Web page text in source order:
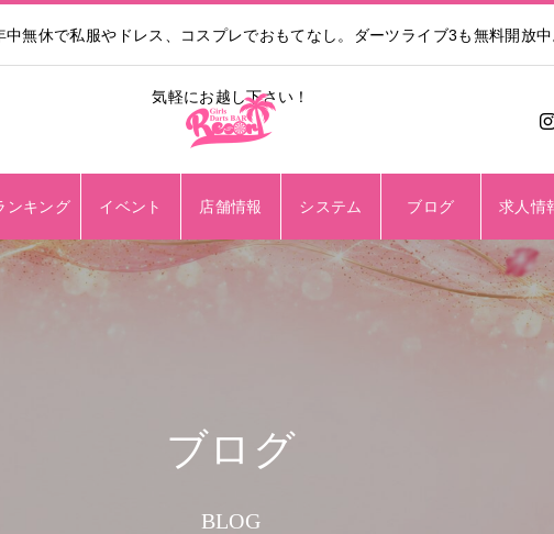
無休で私服やドレス、コスプレでおもてなし。ダーツライブ3も無料開放
気軽にお越し下さい！
ンキング イベント 店舗情報 システム ブログ 求人情
ブログ
BLOG